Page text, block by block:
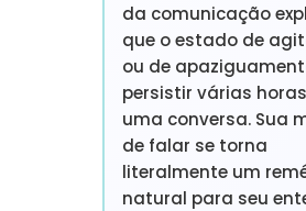
da comunicação
que o estado de
ou de
persistir várias
uma conversa. Sua
de falar se torna
literalmente um
natural para seu